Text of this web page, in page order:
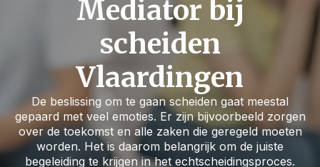
Mediator bij
scheiden
Vlaardingen
De beslissing om te gaan scheiden gaat meestal
gepaard met veel emoties. Er zijn bijvoorbeeld zorgen
over de toekomst en alle zaken die geregeld moeten
worden. Het is daarom belangrijk om de juiste
begeleiding te krijgen in het echtscheidingsproces.